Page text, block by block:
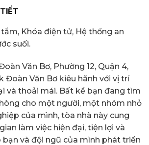
Khóa điện tử, Hệ thống an
suối.
Văn Bơ, Phường 12, Quận 4,
Đoàn Văn Bơ kiêu hãnh với vị trí
và thoải mái. Bất kể bạn đang tìm
cho một người, một nhóm nhỏ
của mình, tòa nhà này cung
làm việc hiện đại, tiện lợi và
bạn và đội ngũ của mình phát triển